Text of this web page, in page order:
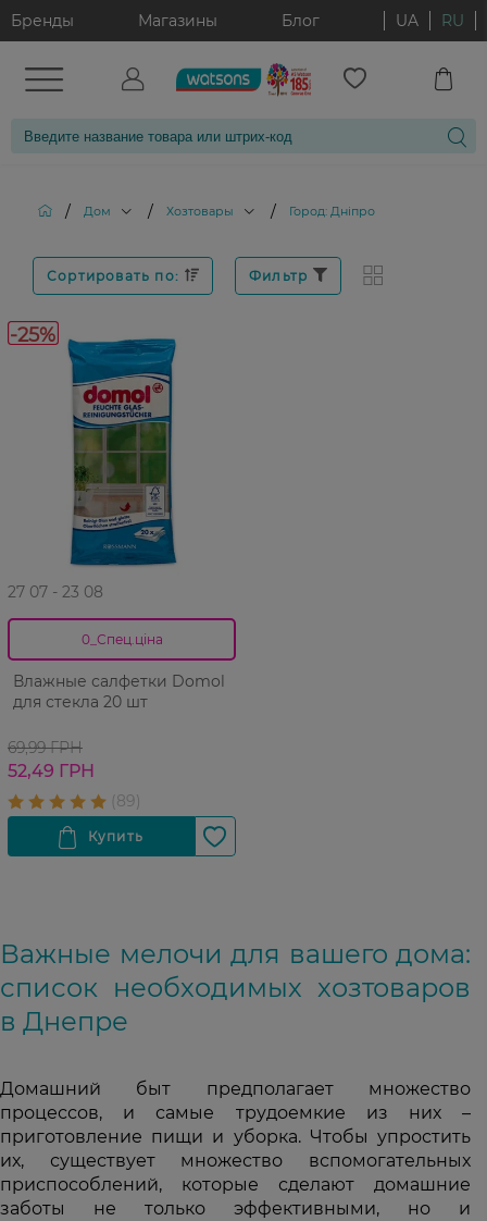
Бренды Магазины Блог UA RU
/ Дом / Хозтовары / Город: Дніпро
Сортировать по: Фильтр
-25%
27 07 - 23 08
0_Спец.ціна
Влажные салфетки Domol
для стекла 20 шт
69,99 ГРН
52,49 ГРН
Важные мелочи для вашего дома:
список необходимых хозтоваров
в Днепре
Домашний быт предполагает множество
процессов, и самые трудоемкие из них –
приготовление пищи и уборка. Чтобы упростить
их, существует множество вспомогательных
приспособлений, которые сделают домашние
заботы не только эффективными, но и